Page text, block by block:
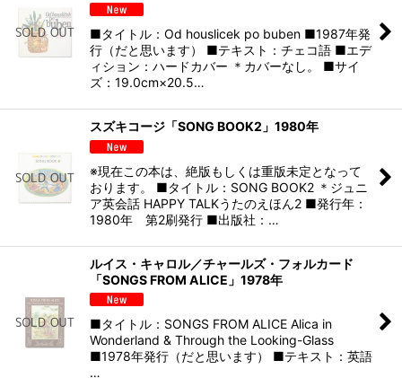
■タイトル：Od houslicek po buben ■1987年発
行（だと思います） ■テキスト：チェコ語 ■エデ
ィション：ハードカバー ＊カバーなし。 ■サイ
ズ：19.0cm×20.5…
スズキコージ「SONG BOOK2」1980年
※現在この本は、絶版もしくは重版未定となって
おります。 ■タイトル：SONG BOOK2 ＊ジュニ
ア英会話 HAPPY TALKうたのえほん2 ■発行年：
1980年 第2刷発行 ■出版社：…
ルイス・キャロル／チャールズ・フォルカード
「SONGS FROM ALICE」1978年
■タイトル：SONGS FROM ALICE Alica in
Wonderland & Through the Looking-Glass
■1978年発行（だと思います） ■テキスト：英語
…